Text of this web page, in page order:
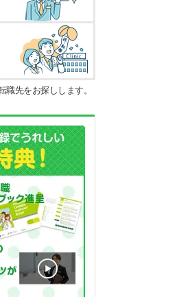
職先をお探しします。